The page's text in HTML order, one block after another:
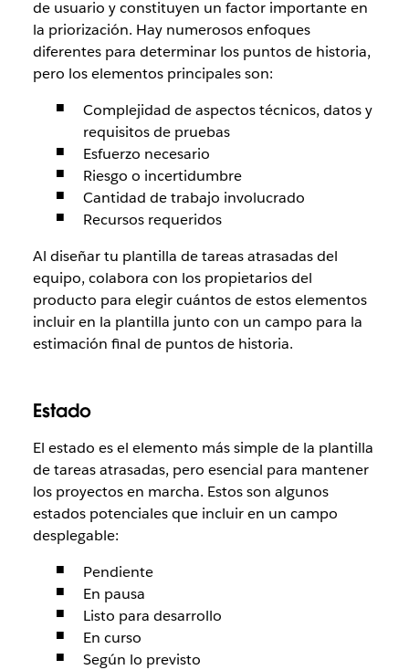
de usuario y constituyen un factor importante en
la priorización. Hay numerosos enfoques
diferentes para determinar los puntos de historia,
pero los elementos principales son:
Complejidad de aspectos técnicos, datos y
requisitos de pruebas
Esfuerzo necesario
Riesgo o incertidumbre
Cantidad de trabajo involucrado
Recursos requeridos
Al diseñar tu plantilla de tareas atrasadas del
equipo, colabora con los propietarios del
producto para elegir cuántos de estos elementos
incluir en la plantilla junto con un campo para la
estimación final de puntos de historia.
Estado
El estado es el elemento más simple de la plantilla
de tareas atrasadas, pero esencial para mantener
los proyectos en marcha. Estos son algunos
estados potenciales que incluir en un campo
desplegable:
Pendiente
En pausa
Listo para desarrollo
En curso
Según lo previsto